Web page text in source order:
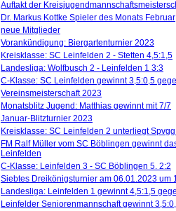
Auftakt der
Dr. Markus Kottke Spieler des Monats Februar
neue Mitglieder
Vorankündigung: Biergartenturnier 2023
Kreisklasse: SC Leinfelden 2 - Stetten 4,5:1,5
Landesliga: Wolfbusch 2 - Leinfelden 1 3:3
C-Klasse: SC Leinfelden gewinnt 3,5:0,5
Vereinsmeisterschaft 2023
Monatsblitz Jugend: Matthias gewinnt mit 7/7
Januar-Blitzturnier 2023
Kreisklasse: SC Leinfelden 2 unterliegt
FM Ralf Müller vom SC Böblingen gewinnt
Leinfelden
C-Klasse: Leinfelden 3 - SC Böblingen 5. 2:2
Siebtes Dreikönigsturnier am 06.01.2023 um
Landesliga: Leinfelden 1 gewinnt 4,5:1,5
Leinfelder Seniorenmannschaft gewinnt